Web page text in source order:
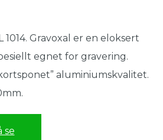
Gravoxal er en eloksert
egnet for gravering.
aluminiumskvalitet.
se